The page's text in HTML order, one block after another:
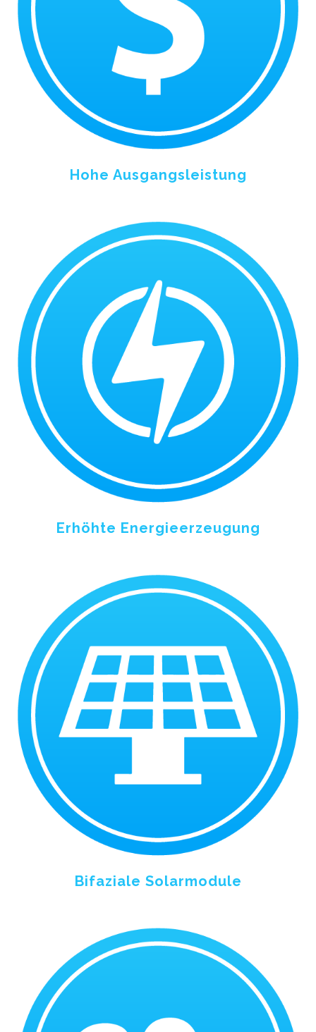
Hohe Ausgangsleistung
Erhöhte Energieerzeugung
Bifaziale Solarmodule